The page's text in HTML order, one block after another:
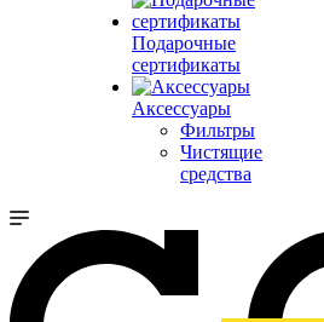
Подарочные
сертификаты
Аксессуары
Фильтры
Чистящие
средства